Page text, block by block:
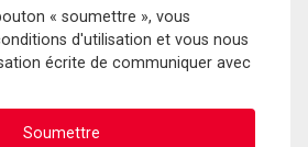
« soumettre », vous
d'utilisation et vous nous
écrite de communiquer avec